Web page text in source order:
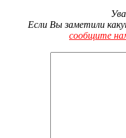
Если Вы заметили
сообщите